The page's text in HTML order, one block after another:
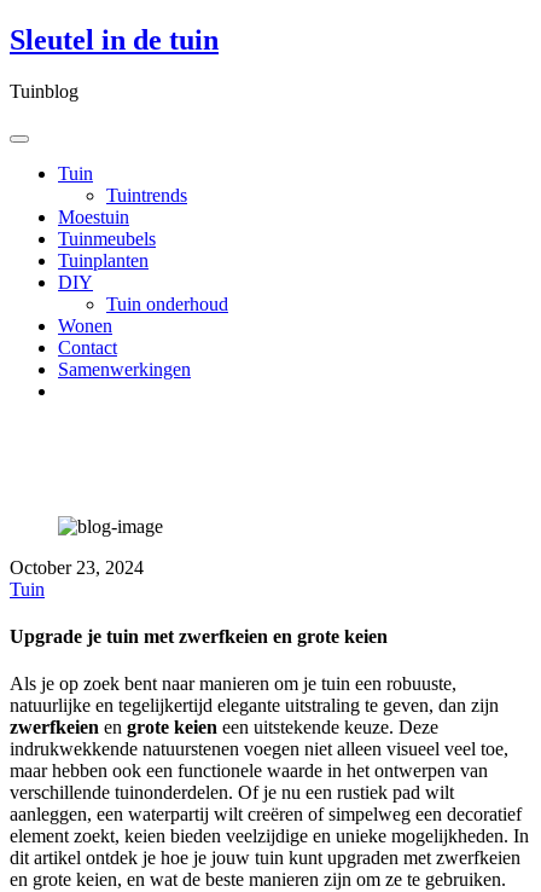
Skip
to
Sleutel in de tuin
Tuinblog
Tuin
Tuintrends
Moestuin
Tuinmeubels
Tuinplanten
DIY
Tuin onderhoud
Wonen
Contact
Samenwerkingen
October 23, 2024
Tuin
Upgrade je tuin met zwerfkeien en grote keien
Als je op zoek bent naar manieren om je tuin een robuuste,
natuurlijke en tegelijkertijd elegante uitstraling te geven, dan zijn
zwerfkeien en grote keien een uitstekende keuze. Deze
indrukwekkende natuurstenen voegen niet alleen visueel veel toe,
maar hebben ook een functionele waarde in het ontwerpen van
verschillende tuinonderdelen. Of je nu een rustiek pad wilt
aanleggen, een waterpartij wilt creëren of simpelweg een decoratief
element zoekt, keien bieden veelzijdige en unieke mogelijkheden. In
dit artikel ontdek je hoe je jouw tuin kunt upgraden met zwerfkeien
en grote keien, en wat de beste manieren zijn om ze te gebruiken.